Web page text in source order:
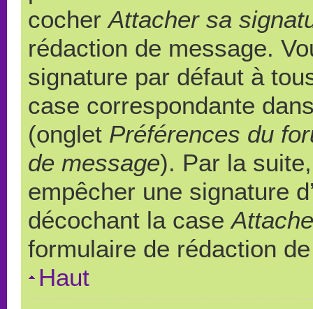
cocherAttacher sa
rédaction de message.
signature par défaut à
case correspondante
(onglet Préférences du
de message). Par la
empêcher une signature
décochant la case
formulaire de rédaction
Haut